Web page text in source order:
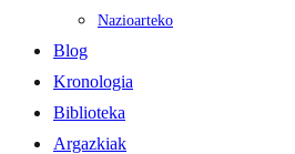
Nazioarteko
Blog
Kronologia
Biblioteka
Argazkiak